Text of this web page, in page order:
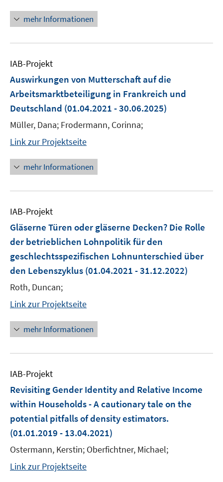
mehr Informationen
IAB-Projekt
Auswirkungen von Mutterschaft auf die
Arbeitsmarktbeteiligung in Frankreich und
Deutschland (01.04.2021 - 30.06.2025)
Müller, Dana; Frodermann, Corinna;
Link zur Projektseite
mehr Informationen
IAB-Projekt
Gläserne Türen oder gläserne Decken? Die Rolle
der betrieblichen Lohnpolitik für den
geschlechtsspezifischen Lohnunterschied über
den Lebenszyklus (01.04.2021 - 31.12.2022)
Roth, Duncan;
Link zur Projektseite
mehr Informationen
IAB-Projekt
Revisiting Gender Identity and Relative Income
within Households - A cautionary tale on the
potential pitfalls of density estimators.
(01.01.2019 - 13.04.2021)
Ostermann, Kerstin; Oberfichtner, Michael;
Link zur Projektseite